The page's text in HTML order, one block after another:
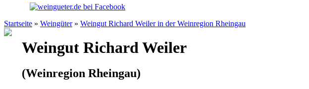
Startseite » Weingüter » Weingut Richard Weiler in der Weinregion Rheingau
Weingut Richard Weiler
(Weinregion Rheingau)